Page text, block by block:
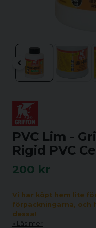
PVC Lim -
Rigid PVC
200 kr
Vi har köpt hem lite
förpackningarna, och
dessa!
Läs mer